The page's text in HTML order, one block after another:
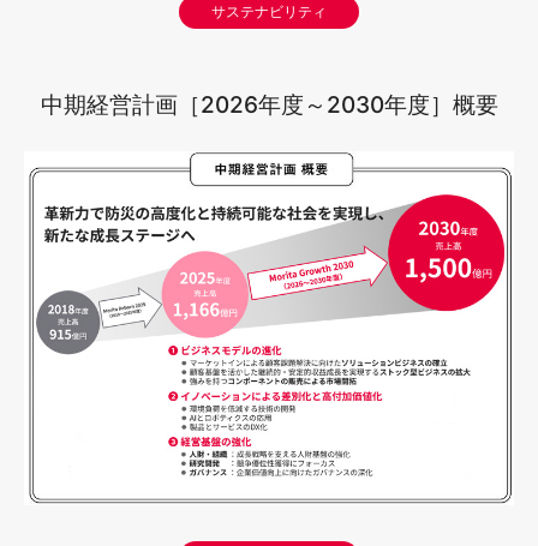
サステナビリティ
中期経営計画［2026年度～2030年度］概要